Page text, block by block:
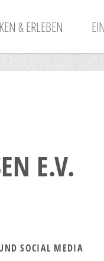
& ERLEBEN
E.V.
SOCIAL MEDIA